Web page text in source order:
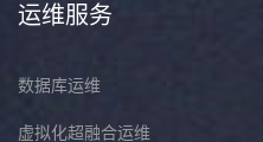
运维服务
数据库运维
虚拟化超融合运维